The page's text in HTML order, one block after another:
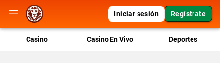
Iniciar sesión Regístrate
Casino Casino En Vivo Deportes